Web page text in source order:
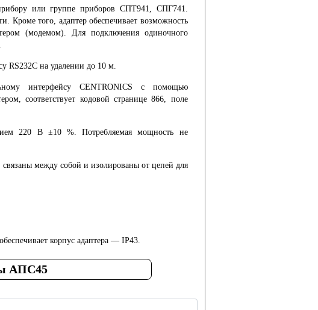
или группе приборов СПТ941, СПГ741.
Кроме того, адаптер обеспечивает возможность
(модемом). Для подключения одиночного
RS232C на удалении до 10 м.
интерфейсу CENTRONICS с помощью
соответствует кодовой странице 866, поле
220 В ±10 %. Потребляемая мощность не
между собой и изолированы от цепей для
корпус адаптера — IP43.
АПС45